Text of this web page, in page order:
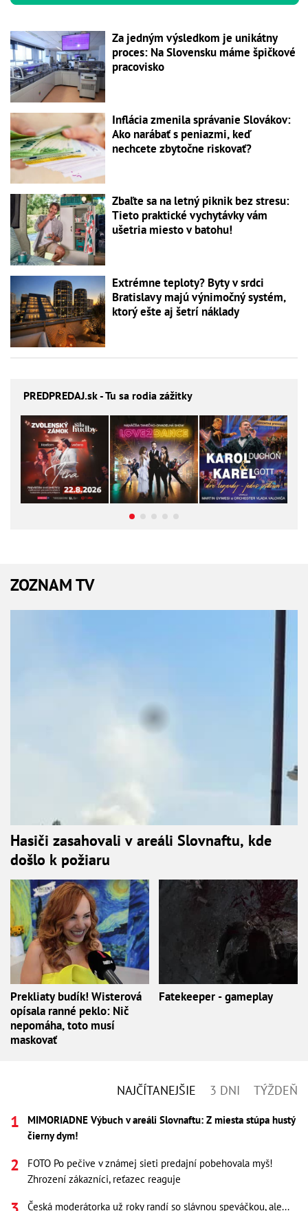
Za jedným výsledkom je unikátny
proces: Na Slovensku máme špičkové
pracovisko
Inflácia zmenila správanie Slovákov:
Ako narábať s peniazmi, keď
nechcete zbytočne riskovať?
Zbaľte sa na letný piknik bez stresu:
Tieto praktické vychytávky vám
ušetria miesto v batohu!
Extrémne teploty? Byty v srdci
Bratislavy majú výnimočný systém,
ktorý ešte aj šetrí náklady
PREDPREDAJ.sk - Tu sa rodia zážitky
ZOZNAM TV
Hasiči zasahovali v areáli Slovnaftu, kde
došlo k požiaru
Prekliaty budík! Wisterová
opísala ranné peklo: Nič
nepomáha, toto musí
maskovať
Fatekeeper - gameplay
NAJČÍTANEJŠIE 3 DNI TÝŽDEŇ
MIMORIADNE Výbuch v areáli Slovnaftu: Z miesta stúpa hustý
čierny dym!
FOTO Po pečive v známej sieti predajní pobehovala myš!
Zhrození zákazníci, reťazec reaguje
Česká moderátorka už roky randí so slávnou speváčkou, ale...